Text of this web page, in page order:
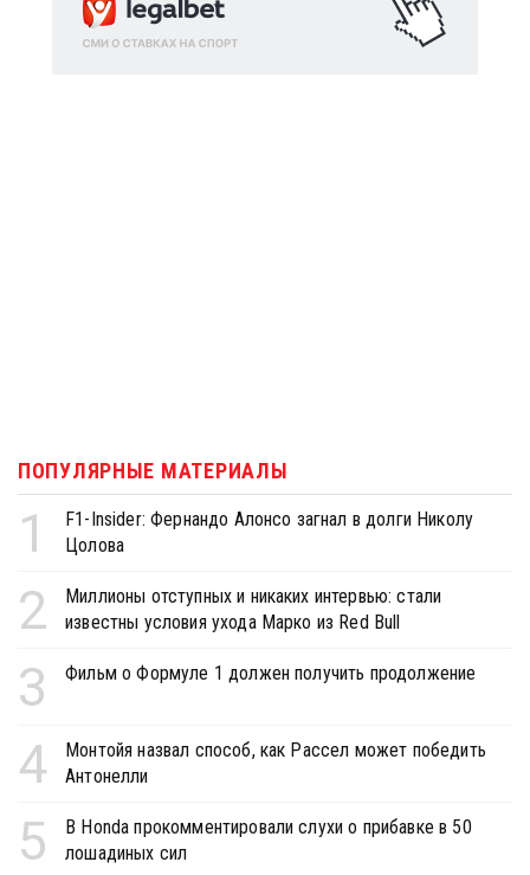
ПОПУЛЯРНЫЕ МАТЕРИАЛЫ
1
F1-Insider: Фернандо Алонсо загнал в долги Николу
Цолова
2
Миллионы отступных и никаких интервью: стали
известны условия ухода Марко из Red Bull
3 Фильм о Формуле 1 должен получить продолжение
4
Монтойя назвал способ, как Рассел может победить
Антонелли
5
В Honda прокомментировали слухи о прибавке в 50
лошадиных сил